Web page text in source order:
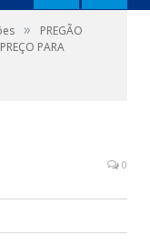
»
PREGÃO
PARA
0